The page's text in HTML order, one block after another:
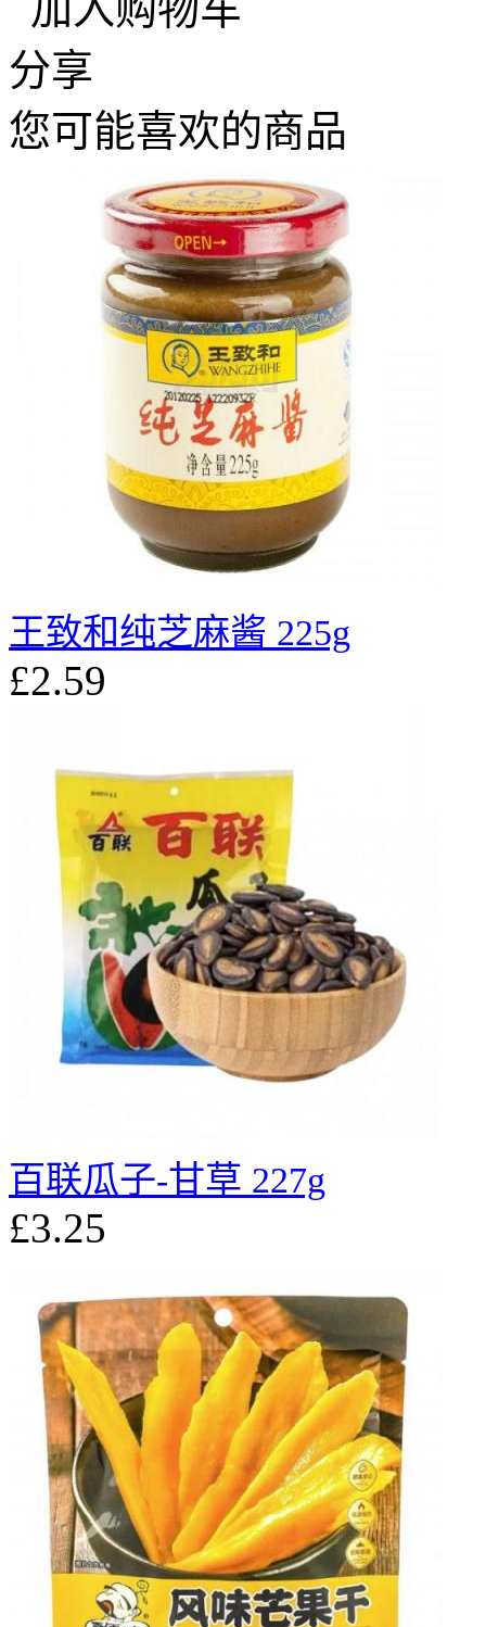
分享
您可能喜欢的商品
王致和纯芝麻酱 225g
£2.59
百联瓜子-甘草 227g
£3.25